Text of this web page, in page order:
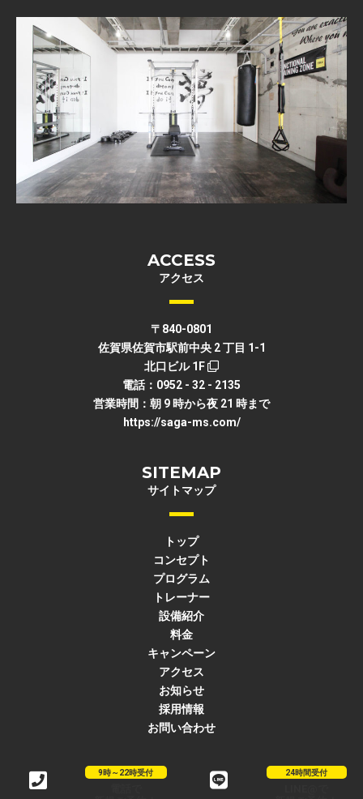
ACCESS
アクセス
〒840-0801
佐賀県佐賀市駅前中央 2 丁目 1-1
北口ビル 1F
電話：0952 - 32 - 2135
営業時間：朝 9 時から夜 21 時まで
https://saga-ms.com/
SITEMAP
サイトマップ
トップ
コンセプト
プログラム
トレーナー
設備紹介
料金
キャンペーン
アクセス
お知らせ
採用情報
お問い合わせ
9時～22時受付 24時間受付